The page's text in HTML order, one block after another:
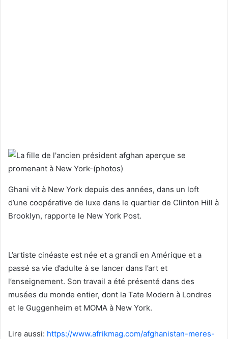
Ghani vit à New York depuis des années, dans un loft
d’une coopérative de luxe dans le quartier de Clinton Hill à
Brooklyn, rapporte le New York Post.
L’artiste cinéaste est née et a grandi en Amérique et a
passé sa vie d’adulte à se lancer dans l’art et
l’enseignement. Son travail a été présenté dans des
musées du monde entier, dont la Tate Modern à Londres
et le Guggenheim et MOMA à New York.
Lire aussi: https://www.afrikmag.com/afghanistan-meres-